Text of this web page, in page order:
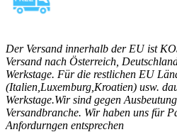
Der Versand innerhalb der EU ist
Versand nach Österreich,
Werkstage. Für die restlichen EU
(Italien,Luxemburg,Kroatien) usw.
Werkstage.Wir sind gegen
Versandbranche. Wir haben uns für
Anfordurngen entsprechen